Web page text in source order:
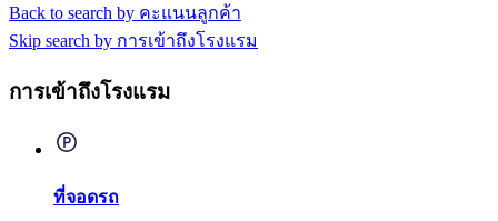
Back to search by คะแนนลูกค้า
Skip search by การเข้าถึงโรงแรม
การเข้าถึงโรงแรม
ที่จอดรถ